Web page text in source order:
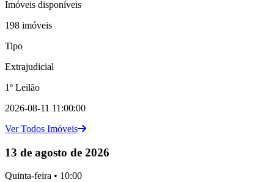
Imóveis disponíveis
198 imóveis
Tipo
Extrajudicial
1º Leilão
2026-08-11 11:00:00
Ver Todos Imóveis
13 de agosto de 2026
Quinta-feira • 10:00